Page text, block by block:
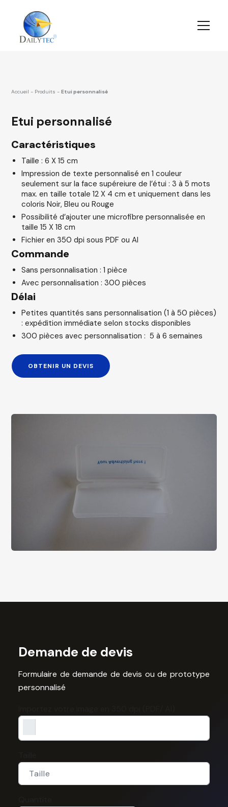
Accueil - Produits - Etui personnalisé
Etui personnalisé
Caractéristiques
Taille : 6 X 15 cm
Impression de texte personnalisé en 1 couleur
seulement sur la face supéreiure de l’étui : 3 à 5 mots
max. en taille totale 12 X 4 cm et uniquement dans les
coloris Noir, Bleu ou Rouge
Possibilité d’ajouter une microfibre personnalisée en
taille 15 X 18 cm
Fichier en 350 dpi sous PDF ou AI
Commande
Sans personnalisation : 1 pièce
Avec personnalisation : 300 pièces
Délai
Petites quantités sans personnalisation (1 à 50 pièces)
: expédition immédiate selon stocks disponibles
300 pièces avec personnalisation : 5 à 6 semaines
OBTENIR UN DEVIS
Demande de devis
Formulaire de demande de devis ou de prototype
personnalisé